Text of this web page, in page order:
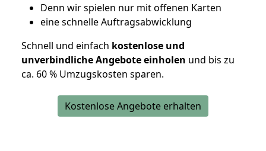
Denn wir spielen nur mit offenen Karten
eine schnelle Auftragsabwicklung
Schnell und einfach kostenlose und
unverbindliche Angebote einholen und bis zu
ca. 60 % Umzugskosten sparen.
Kostenlose Angebote erhalten